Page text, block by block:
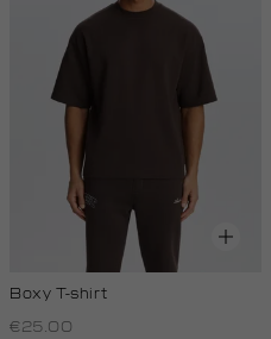
Boxy T-shirt
€25.00